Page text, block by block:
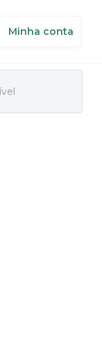
Minha conta